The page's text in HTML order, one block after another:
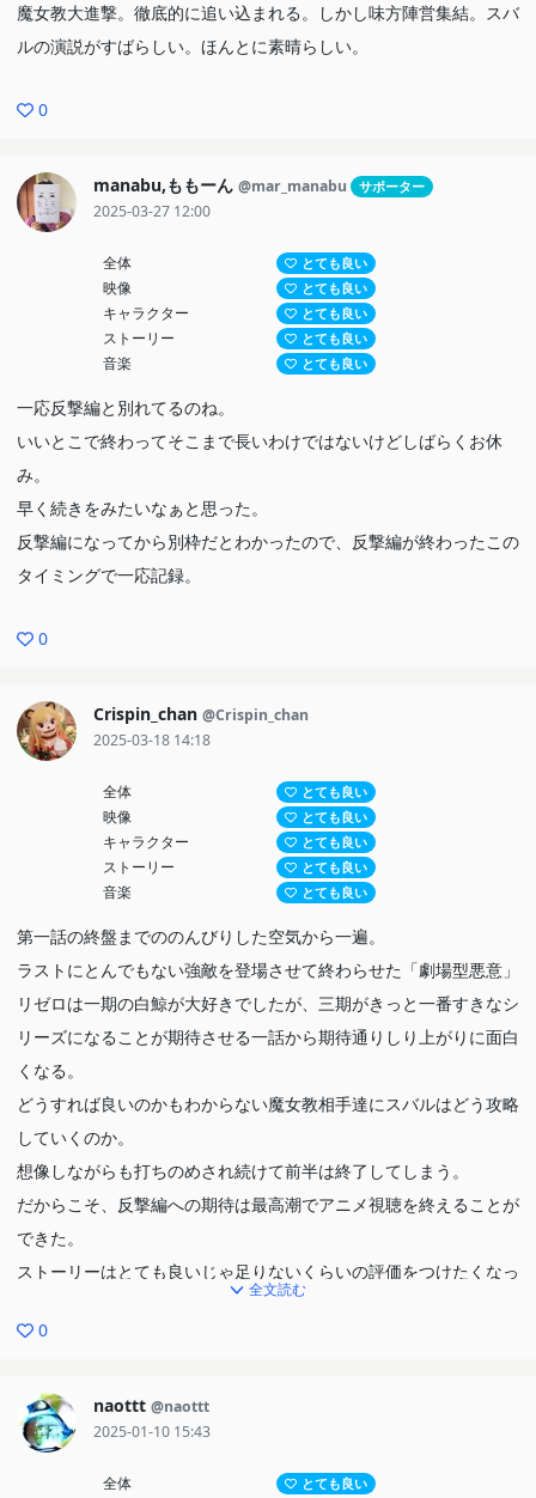
魔女教大進撃。徹底的に追い込まれる。しかし味方陣営集結。スバ
ルの演説がすばらしい。ほんとに素晴らしい。
0
manabu,ももーん @mar_manabu サポーター
2025-03-27 12:00
全体 とても良い
映像 とても良い
キャラクター とても良い
ストーリー とても良い
音楽 とても良い
一応反撃編と別れてるのね。
いいとこで終わってそこまで長いわけではないけどしばらくお休
み。
早く続きをみたいなぁと思った。
反撃編になってから別枠だとわかったので、反撃編が終わったこの
タイミングで一応記録。
0
Crispin_chan @Crispin_chan
2025-03-18 14:18
全体 とても良い
映像 とても良い
キャラクター とても良い
ストーリー とても良い
音楽 とても良い
第一話の終盤までののんびりした空気から一遍。
ラストにとんでもない強敵を登場させて終わらせた「劇場型悪意」
リゼロは一期の白鯨が大好きでしたが、三期がきっと一番すきなシ
リーズになることが期待させる一話から期待通りしり上がりに面白
くなる。
どうすれば良いのかもわからない魔女教相手達にスバルはどう攻略
していくのか。
想像しながらも打ちのめされ続けて前半は終了してしまう。
だからこそ、反撃編への期待は最高潮でアニメ視聴を終えることが
できた。
ストーリーはとても良いじゃ足りないくらいの評価をつけたくなっ
全文読む
0
naottt @naottt
2025-01-10 15:43
全体 とても良い